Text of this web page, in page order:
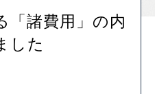
「諸費用」の内
した